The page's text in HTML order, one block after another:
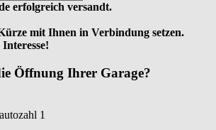
erfolgreich versandt.
mit Ihnen in Verbindung setzen.
Öffnung Ihrer Garage?